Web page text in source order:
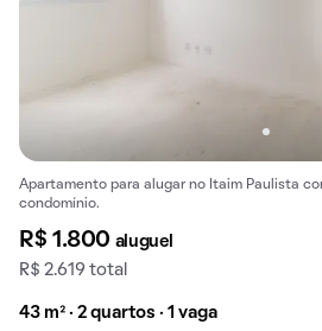
Apartamento para alugar no Itaim Paulista
condomínio.
R$ 1.800 aluguel
R$ 2.619 total
43 m² · 2 quartos · 1 vaga